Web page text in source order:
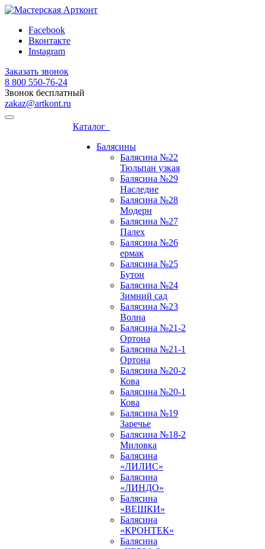
Facebook
Вконтакте
Instagram
Заказать звонок
8 800 ‎550-76-24
Звонок бесплатный
zakaz@artkont.ru
Каталог
Балясины
Балясина №22
Тюльпан узкая
Балясина №29
Наследие
Балясина №28
Модерн
Балясина №27
Палех
Балясина №26
ермак
Балясина №25
Бутон
Балясина №24
Зимний сад
Балясина №23
Волна
Балясина №21-2
Ортона
Балясина №21-1
Ортона
Балясина №20-2
Кова
Балясина №20-1
Кова
Балясина №19
Заречье
Балясина №18-2
Миловка
Балясина
«ЛИЛИС»
Балясина
«ЛИНДО»
Балясина
«ВЕШКИ»
Балясина
«КРОНТЕК»
Балясина